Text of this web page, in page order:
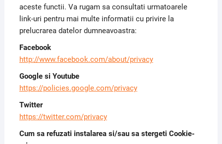
aceste functii. Va rugam sa consultati urmatoarele
link-uri pentru mai multe informatii cu privire la
prelucrarea datelor dumneavoastra:
Facebook
http://www.facebook.com/about/privacy
Google si Youtube
https://policies.google.com/privacy
Twitter
https://twitter.com/privacy
Cum sa refuzati instalarea si/sau sa stergeti Cookie-